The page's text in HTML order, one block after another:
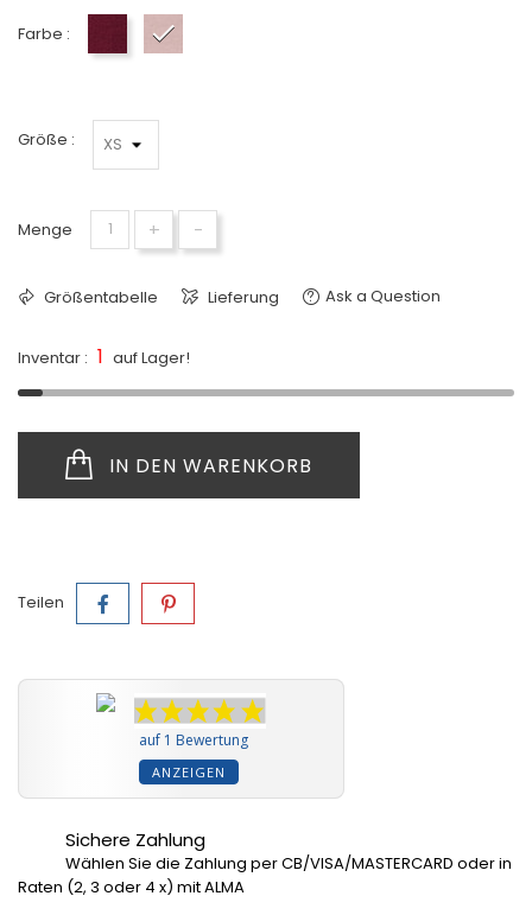
Farbe : Merlot
Größe :
Menge + -
Größentabelle Lieferung Ask a Question
Inventar : 1 auf Lager!
IN DEN WARENKORB
Teilen
auf 1 Bewertung
ANZEIGEN
Sichere Zahlung
Wählen Sie die Zahlung per CB/VISA/MASTERCARD oder in
Raten (2, 3 oder 4 x) mit ALMA